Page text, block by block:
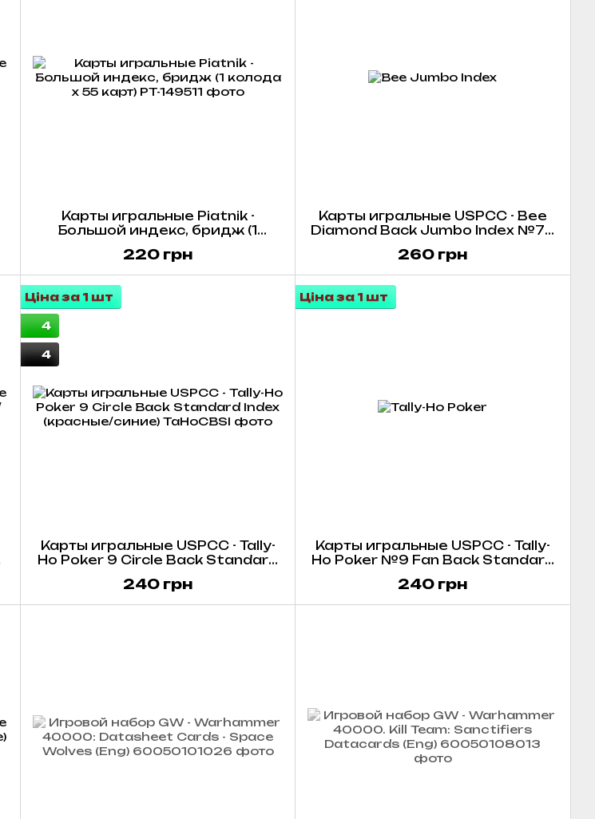
Карты игральные Piatnik -
Большой индекс, бридж (1
220 грн
Карты игральные USPCC - Bee
Diamond Back Jumbo Index №77
260 грн
Ціна за 1 шт
4
4
Карты игральные USPCC - Tally-
Ho Poker 9 Circle Back Standard
240 грн
Ціна за 1 шт
Карты игральные USPCC - Tally-
Ho Poker №9 Fan Back Standard
240 грн